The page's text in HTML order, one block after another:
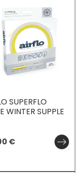
SUPERFLO
WINTER SUPPLE
€